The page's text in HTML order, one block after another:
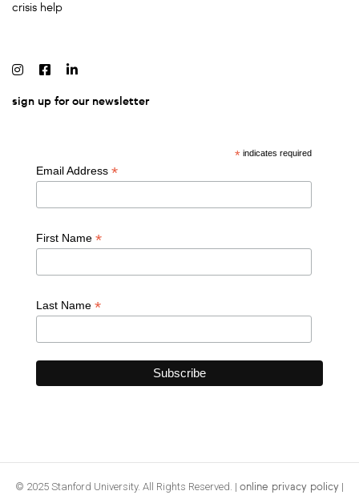
crisis help
sign up for our newsletter
*indicates required
Email Address *
First Name *
Last Name *
© 2025 Stanford University. All Rights Reserved. | online privacy policy |